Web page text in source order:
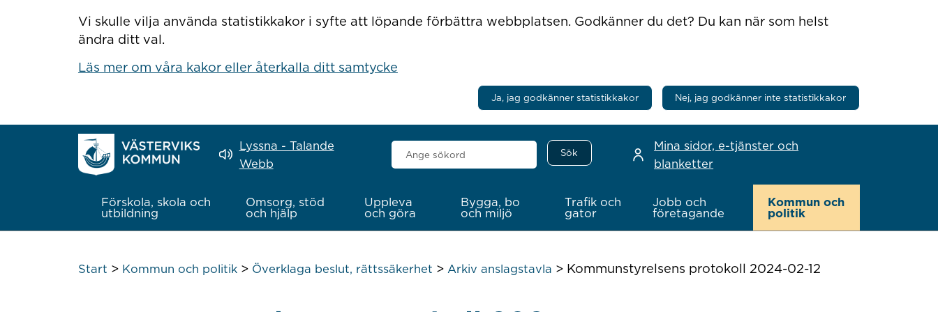
Vi skulle vilja använda statistikkakor i syfte att löpande förbättra webbplatsen. Godkänner du det? Du kan när som helst
ändra ditt val.
Läs mer om våra kakor eller återkalla ditt samtycke
Ja, jag godkänner statistikkakor Nej, jag godkänner inte statistikkakor
Lyssna - Talande
Webb
Sök
här
Mina sidor, e-tjänster och
blanketter
Förskola, skola och
utbildning
Omsorg, stöd
och hjälp
Uppleva
och göra
Bygga, bo
och miljö
Trafik och
gator
Jobb och
företagande
Kommun och
politik
Start > Kommun och politik> Överklaga beslut, rättssäkerhet > Arkiv anslagstavla > Kommunstyrelsens protokoll 2024-02-12